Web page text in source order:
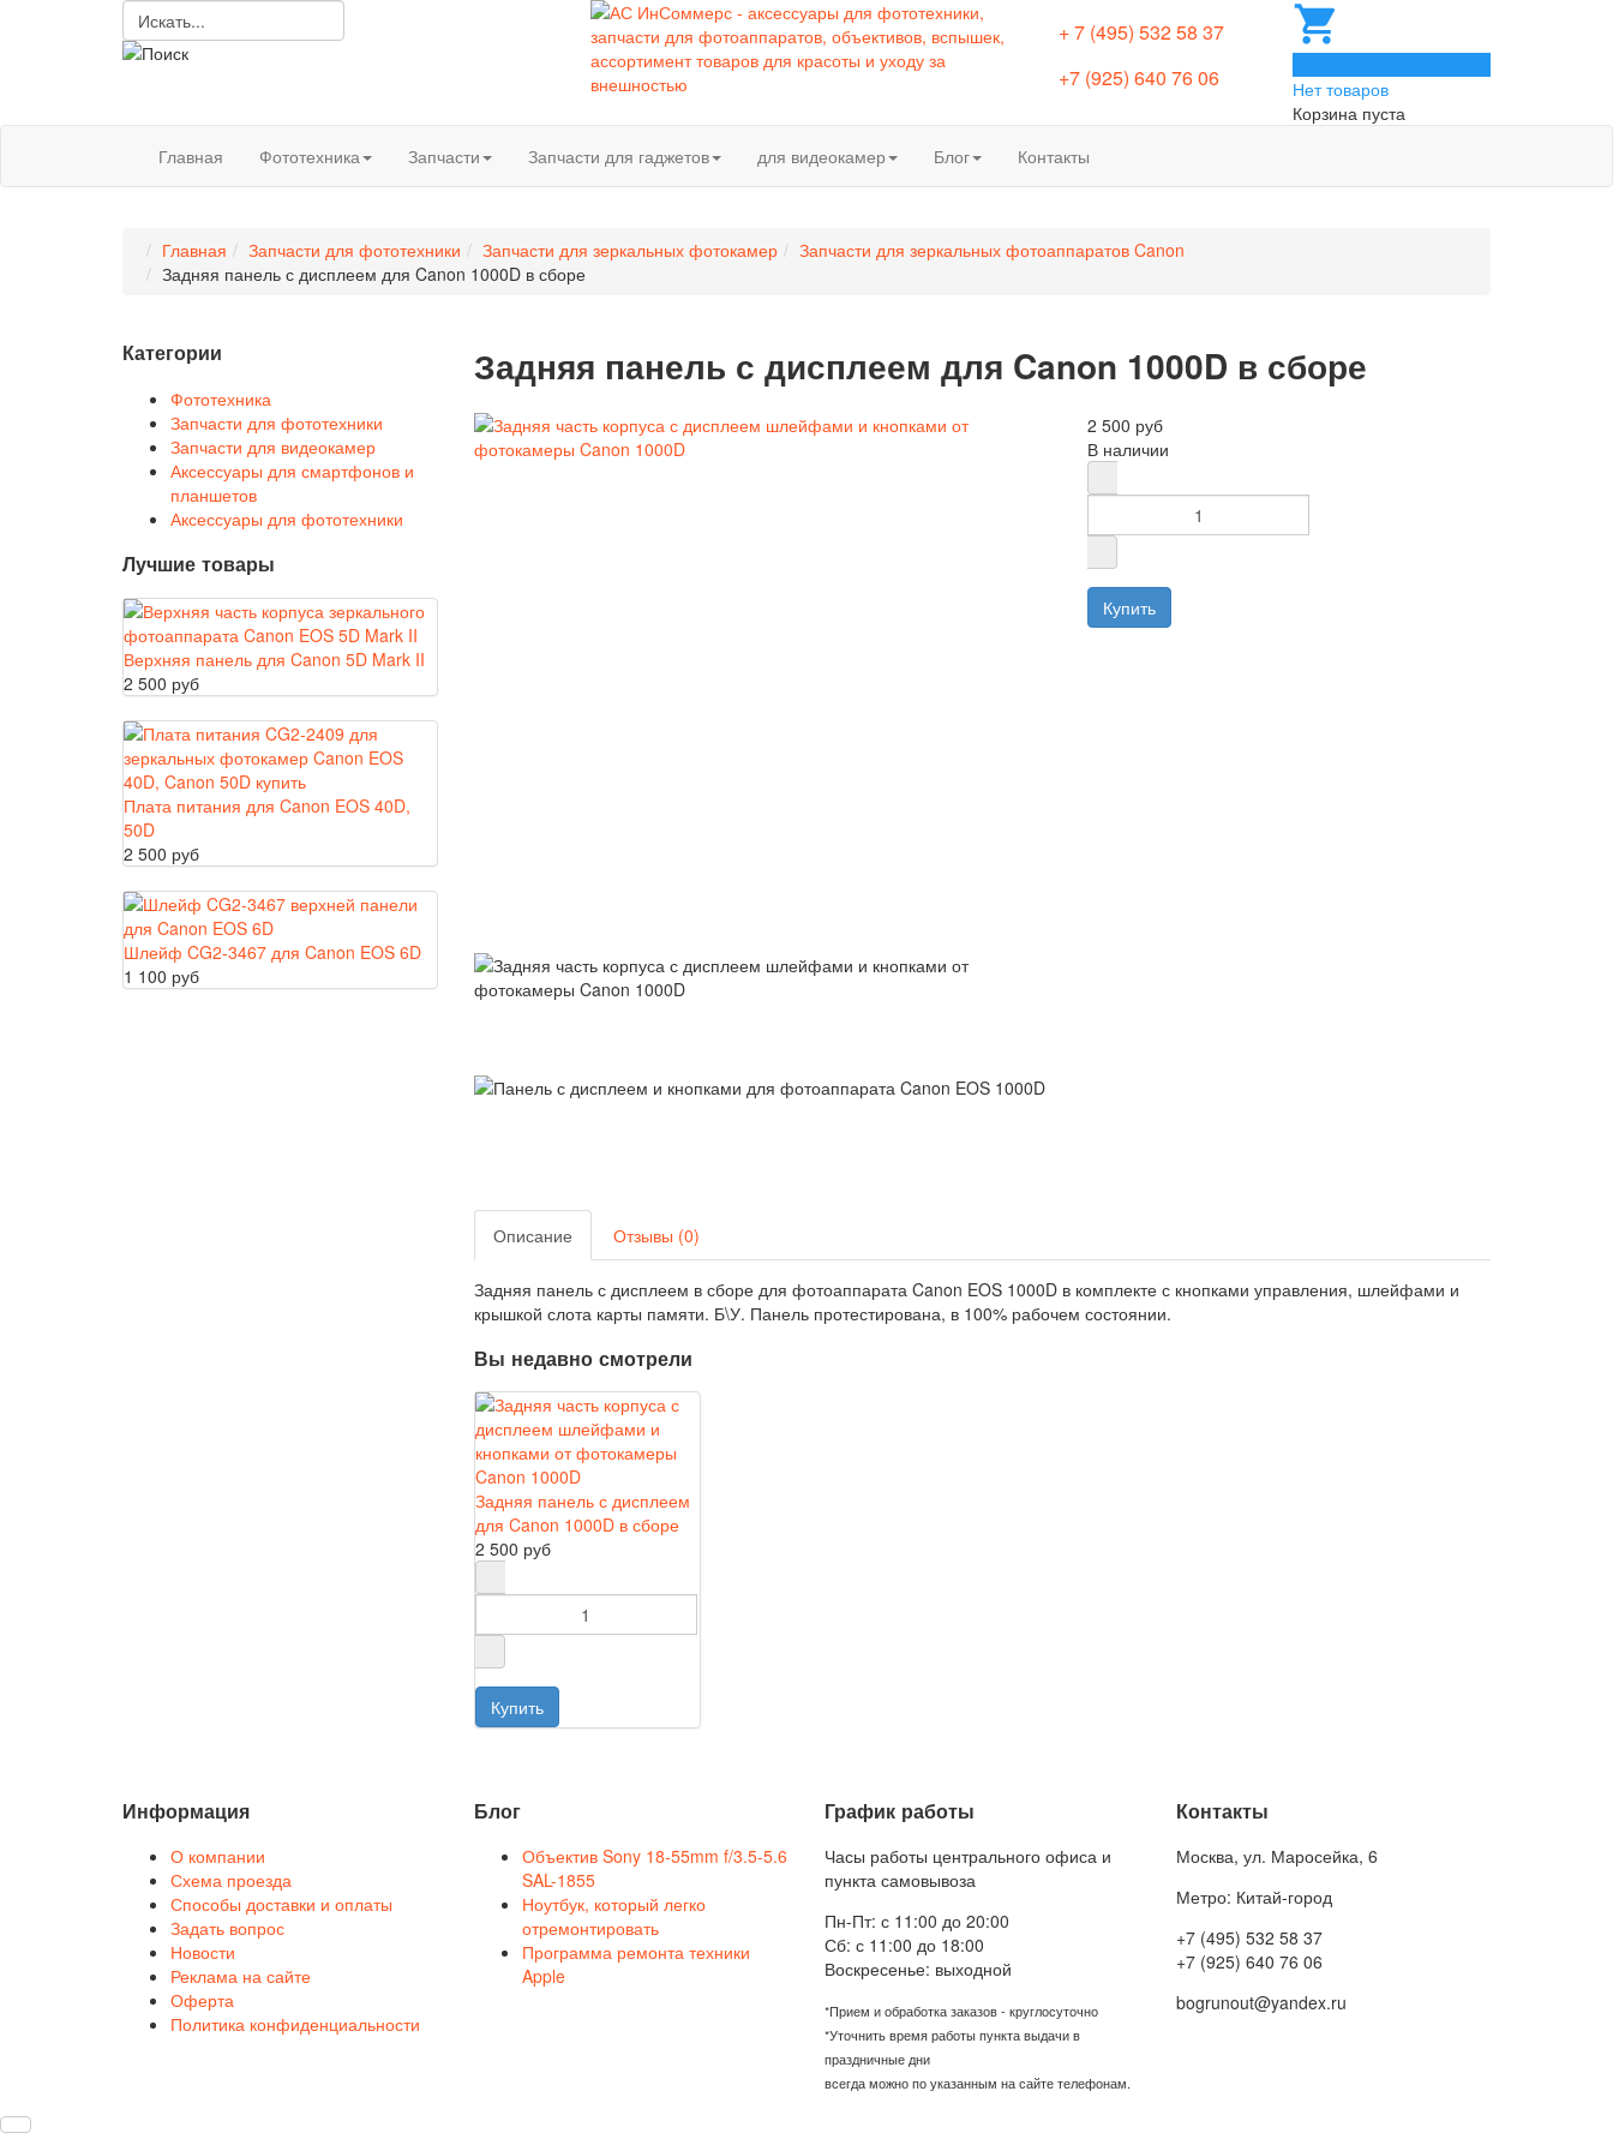
+ 7 (495) 532 58 37
+7 (925) 640 76 06
Нет товаров
Корзина пуста
Главная
Фототехника Запчасти Запчасти для гаджетов для видеокамер Блог Контакты
Главная Запчасти для фототехники Запчасти для зеркальных фотокамер
Запчасти для зеркальных фотоаппаратов Canon
Задняя панель с дисплеем для Canon 1000D в сборе
Задняя панель с дисплеем для Canon 1000D в сборе
2 500 руб
В наличии
Описание Отзывы (0)
Задняя панель с дисплеем в сборе для фотоаппарата Canon EOS 1000D в комплекте с кнопками управления, шлейфами и
крышкой слота карты памяти. Б\У. Панель протестирована, в 100% рабочем состоянии.
Вы недавно смотрели
Задняя панель с дисплеем
для Canon 1000D в сборе
2 500 руб
Категории
Фототехника
Запчасти для фототехники
Запчасти для видеокамер
Аксессуары для смартфонов и
планшетов
Аксессуары для фототехники
Лучшие товары
Верхняя панель для Canon 5D Mark II
2 500 руб
Плата питания для Canon EOS 40D,
50D
2 500 руб
Шлейф CG2-3467 для Canon EOS 6D
1 100 руб
Информация
О компании
Схема проезда
Способы доставки и оплаты
Задать вопрос
Новости
Реклама на сайте
Оферта
Политика конфиденциальности
Блог
Объектив Sony 18-55mm f/3.5-5.6
SAL-1855
Ноутбук, который легко
отремонтировать
Программа ремонта техники
Apple
График работы
Часы работы центрального офиса и
пункта самовывоза
Пн-Пт: с 11:00 до 20:00
Сб: с 11:00 до 18:00
Воскресенье: выходной
*Прием и обработка заказов - круглосуточно
*Уточнить время работы пункта выдачи в
праздничные дни
всегда можно по указанным на сайте телефонам.
Контакты
Москва, ул. Маросейка, 6
Метро: Китай-город
+7 (495) 532 58 37
+7 (925) 640 76 06
bogrunout@yandex.ru